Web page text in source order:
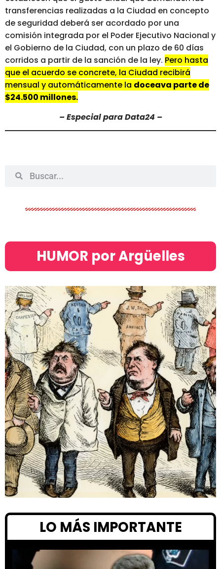
transferencias realizadas a la Ciudad en concepto
de seguridad deberá ser acordado por una
comisión integrada por el Poder Ejecutivo Nacional y
el Gobierno de la Ciudad, con un plazo de 60 días
corridos a partir de la sanción de la ley. Pero hasta
que el acuerdo se concrete, la Ciudad recibirá
mensual y automáticamente la doceava parte de
$24.500 millones.
– Especial para Data24 –
HUMOR por Argüelles​
LO MÁS IMPORTANTE